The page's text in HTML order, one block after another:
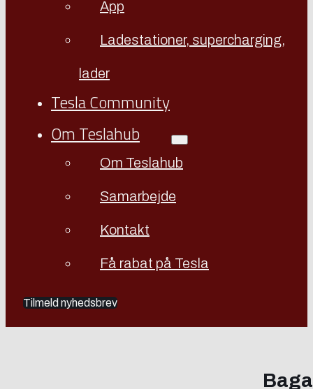
App
Ladestationer, supercharging,
lader
Tesla Community
Om Teslahub
Om Teslahub
Samarbejde
Kontakt
Få rabat på Tesla
Tilmeld nyhedsbrev